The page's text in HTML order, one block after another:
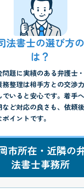
法書士の選び方
は？
題に実績のある弁護士
務整理は相手方との交渉
でいると安心です。着手
ど対応の良さも、依頼
イントです。
市所在・近隣の
法書士事務所